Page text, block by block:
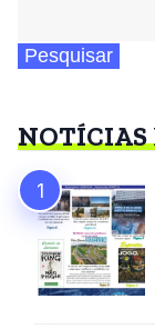
Pesquisar
NOTÍCIAS